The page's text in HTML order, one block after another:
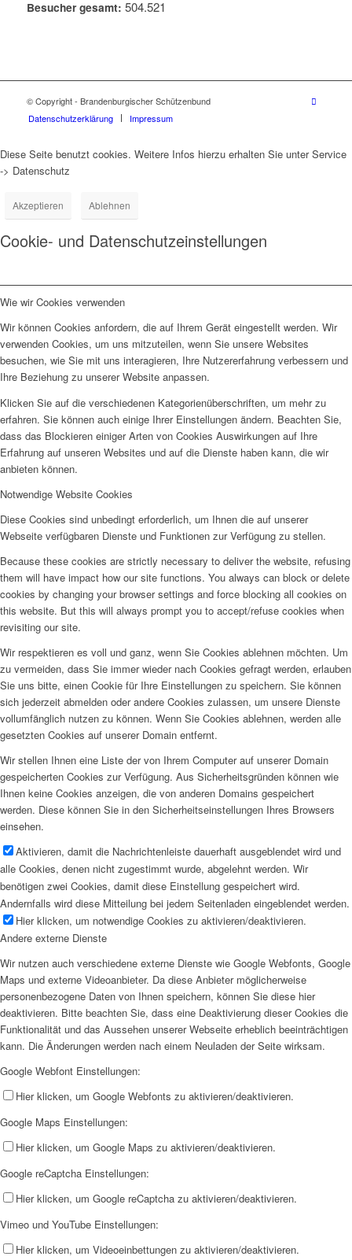
Besucher gesamt: 504.521
© Copyright - Brandenburgischer Schützenbund
Datenschutzerklärung
Impressum
Diese Seite benutzt cookies. Weitere Infos hierzu erhalten Sie unter Service
-> Datenschutz
Akzeptieren Ablehnen
Cookie- und Datenschutzeinstellungen
Wie wir Cookies verwenden
Wir können Cookies anfordern, die auf Ihrem Gerät eingestellt werden. Wir
verwenden Cookies, um uns mitzuteilen, wenn Sie unsere Websites
besuchen, wie Sie mit uns interagieren, Ihre Nutzererfahrung verbessern und
Ihre Beziehung zu unserer Website anpassen.
Klicken Sie auf die verschiedenen Kategorienüberschriften, um mehr zu
erfahren. Sie können auch einige Ihrer Einstellungen ändern. Beachten Sie,
dass das Blockieren einiger Arten von Cookies Auswirkungen auf Ihre
Erfahrung auf unseren Websites und auf die Dienste haben kann, die wir
anbieten können.
Notwendige Website Cookies
Diese Cookies sind unbedingt erforderlich, um Ihnen die auf unserer
Webseite verfügbaren Dienste und Funktionen zur Verfügung zu stellen.
Because these cookies are strictly necessary to deliver the website, refusing
them will have impact how our site functions. You always can block or delete
cookies by changing your browser settings and force blocking all cookies on
this website. But this will always prompt you to accept/refuse cookies when
revisiting our site.
Wir respektieren es voll und ganz, wenn Sie Cookies ablehnen möchten. Um
zu vermeiden, dass Sie immer wieder nach Cookies gefragt werden, erlauben
Sie uns bitte, einen Cookie für Ihre Einstellungen zu speichern. Sie können
sich jederzeit abmelden oder andere Cookies zulassen, um unsere Dienste
vollumfänglich nutzen zu können. Wenn Sie Cookies ablehnen, werden alle
gesetzten Cookies auf unserer Domain entfernt.
Wir stellen Ihnen eine Liste der von Ihrem Computer auf unserer Domain
gespeicherten Cookies zur Verfügung. Aus Sicherheitsgründen können wie
Ihnen keine Cookies anzeigen, die von anderen Domains gespeichert
werden. Diese können Sie in den Sicherheitseinstellungen Ihres Browsers
einsehen.
Aktivieren, damit die Nachrichtenleiste dauerhaft ausgeblendet wird und
alle Cookies, denen nicht zugestimmt wurde, abgelehnt werden. Wir
benötigen zwei Cookies, damit diese Einstellung gespeichert wird.
Andernfalls wird diese Mitteilung bei jedem Seitenladen eingeblendet werden.
Hier klicken, um notwendige Cookies zu aktivieren/deaktivieren.
Andere externe Dienste
Wir nutzen auch verschiedene externe Dienste wie Google Webfonts, Google
Maps und externe Videoanbieter. Da diese Anbieter möglicherweise
personenbezogene Daten von Ihnen speichern, können Sie diese hier
deaktivieren. Bitte beachten Sie, dass eine Deaktivierung dieser Cookies die
Funktionalität und das Aussehen unserer Webseite erheblich beeinträchtigen
kann. Die Änderungen werden nach einem Neuladen der Seite wirksam.
Google Webfont Einstellungen:
Hier klicken, um Google Webfonts zu aktivieren/deaktivieren.
Google Maps Einstellungen:
Hier klicken, um Google Maps zu aktivieren/deaktivieren.
Google reCaptcha Einstellungen:
Hier klicken, um Google reCaptcha zu aktivieren/deaktivieren.
Vimeo und YouTube Einstellungen:
Hier klicken, um Videoeinbettungen zu aktivieren/deaktivieren.